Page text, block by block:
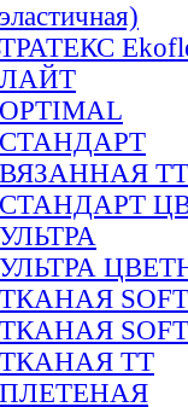
ЛАЙТ
СТАНДАРТ
ВЯЗАННАЯ
СТАНДАРТ
УЛЬТРА
УЛЬТРА
ТКАНАЯ SOFT
ТКАНАЯ
ТКАНАЯ ТТ
ПЛЕТЕНАЯ